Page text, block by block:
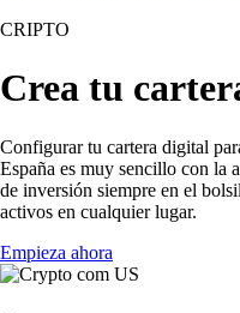
CRIPTO
Crea tu
Configurar tu cartera digital
España es muy sencillo con la
de inversión siempre en el
activos en cualquier lugar.
Empieza ahora